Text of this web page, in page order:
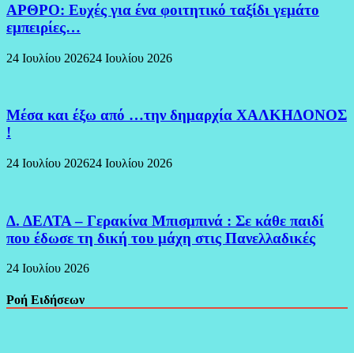
ΑΡΘΡΟ: Ευχές για ένα φοιτητικό ταξίδι γεμάτο
εμπειρίες…
24 Ιουλίου 202624 Ιουλίου 2026
Μέσα και έξω από …την δημαρχία ΧΑΛΚΗΔΟΝΟΣ
!
24 Ιουλίου 202624 Ιουλίου 2026
Δ. ΔΕΛΤΑ – Γερακίνα Μπισμπινά : Σε κάθε παιδί
που έδωσε τη δική του μάχη στις Πανελλαδικές
24 Ιουλίου 2026
Ροή Ειδήσεων